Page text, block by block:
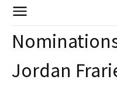
Jordan